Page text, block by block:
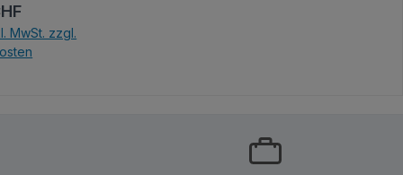
Preis:
MwSt. zzgl.